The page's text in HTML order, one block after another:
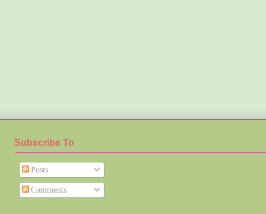
Subscribe To
Posts
Comments